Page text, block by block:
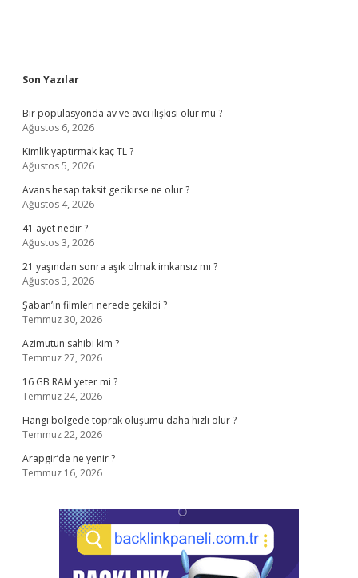
Sidebar
Son Yazılar
Bir popülasyonda av ve avcı ilişkisi olur mu ?
Ağustos 6, 2026
Kimlik yaptırmak kaç TL ?
Ağustos 5, 2026
Avans hesap taksit gecikirse ne olur ?
Ağustos 4, 2026
41 ayet nedir ?
Ağustos 3, 2026
21 yaşından sonra aşık olmak imkansız mı ?
Ağustos 3, 2026
Şaban’ın filmleri nerede çekildi ?
Temmuz 30, 2026
Azimutun sahibi kim ?
Temmuz 27, 2026
16 GB RAM yeter mi ?
Temmuz 24, 2026
Hangi bölgede toprak oluşumu daha hızlı olur ?
Temmuz 22, 2026
Arapgir’de ne yenir ?
Temmuz 16, 2026